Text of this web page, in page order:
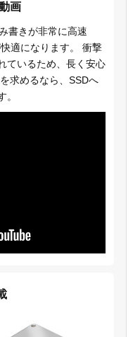
画
書きが非常に高速
適になります。 衝撃
ているため、長く安心
求めるなら、SSDへ